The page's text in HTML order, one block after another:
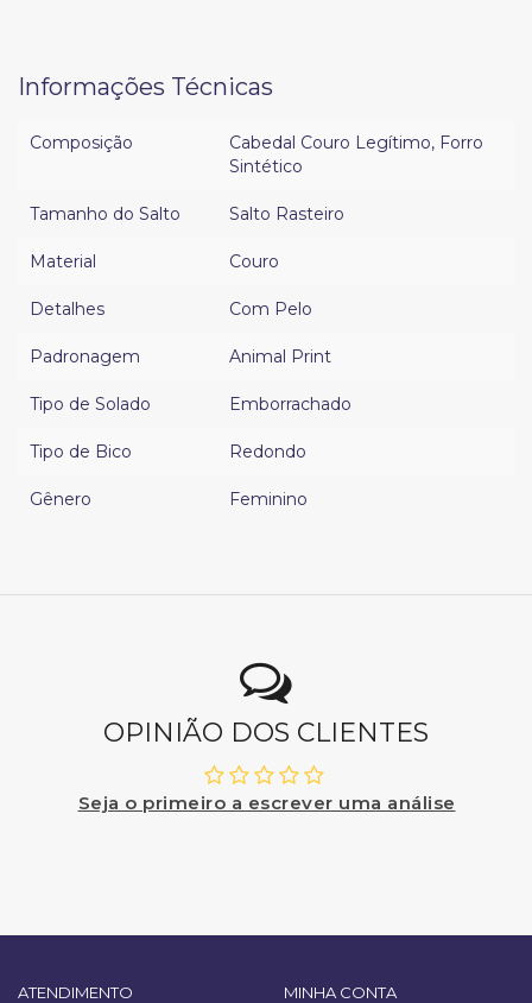
Informações Técnicas
Composição Cabedal Couro Legítimo, Forro
Sintético
Tamanho do Salto Salto Rasteiro
Material Couro
Detalhes Com Pelo
Padronagem Animal Print
Tipo de Solado Emborrachado
Tipo de Bico Redondo
Gênero Feminino
OPINIÃO DOS CLIENTES
Seja o primeiro a escrever uma análise
ATENDIMENTO MINHA CONTA